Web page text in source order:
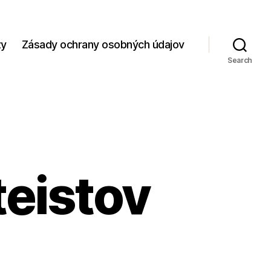
Zásady ochrany osobných údajov
Search